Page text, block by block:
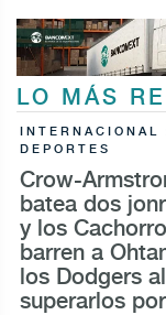
LO MÁS
INTERNACIONAL
DEPORTES
Crow-
batea dos
y los
barren a
los Dodgers al
superarlos